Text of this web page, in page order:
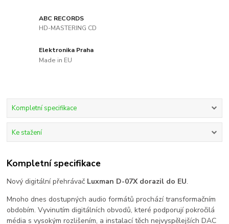
ABC RECORDS
HD-MASTERING CD
Elektronika Praha
Made in EU
Kompletní specifikace
Ke stažení
Kompletní specifikace
Nový digitální přehrávač Luxman D-07X dorazil do EU.
Mnoho dnes dostupných audio formátů prochází transformačním
obdobím. Vyvinutím digitálních obvodů, které podporují pokročilá
média s vysokým rozlišením, a instalací těch nejvyspělejších DAC